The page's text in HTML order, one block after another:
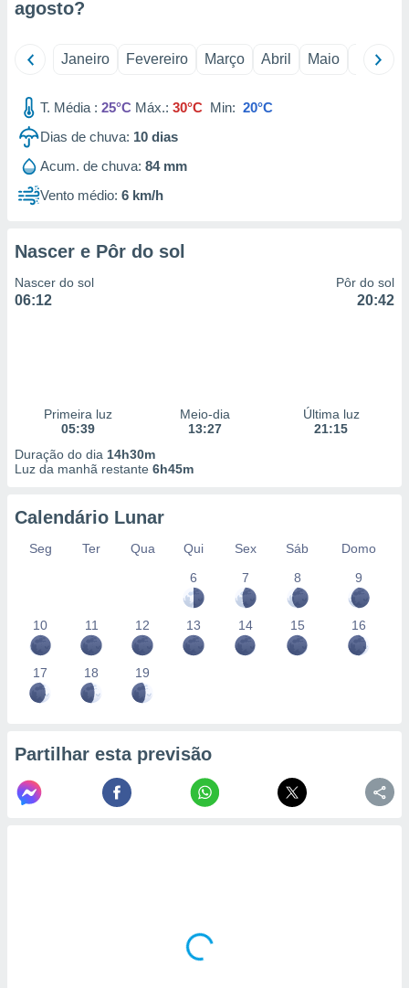
criar
medir
da
de
ou
de
1199
agosto?
Janeiro Fevereiro Março Abril Maio Junho
T. Média : 25°C Máx.: 30°C Min: 20°C
Dias de chuva: 10 dias
Acum. de chuva: 84 mm
Vento médio: 6 km/h
Nascer e Pôr do sol
Nascer do sol
06:12
Pôr do sol
20:42
Primeira luz
05:39
Meio-dia
13:27
Última luz
21:15
Duração do dia 14h30m
Luz da manhã restante 6h45m
Calendário Lunar
Seg Ter Qua Qui Sex Sáb
Domo
6
7 8 9
10 11 12 13 14 15 16
17 18 19
Partilhar esta previsão